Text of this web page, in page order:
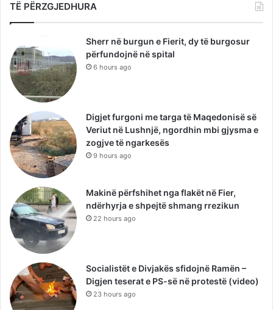
TË PËRZGJEDHURA
Sherr në burgun e Fierit, dy të burgosur
përfundojnë në spital
6 hours ago
Digjet furgoni me targa të Maqedonisë së
Veriut në Lushnjë, ngordhin mbi gjysma e
zogjve të ngarkesës
9 hours ago
Makinë përfshihet nga flakët në Fier,
ndërhyrja e shpejtë shmang rrezikun
22 hours ago
Socialistët e Divjakës sfidojnë Ramën –
Digjen teserat e PS-së në protestë (video)
23 hours ago